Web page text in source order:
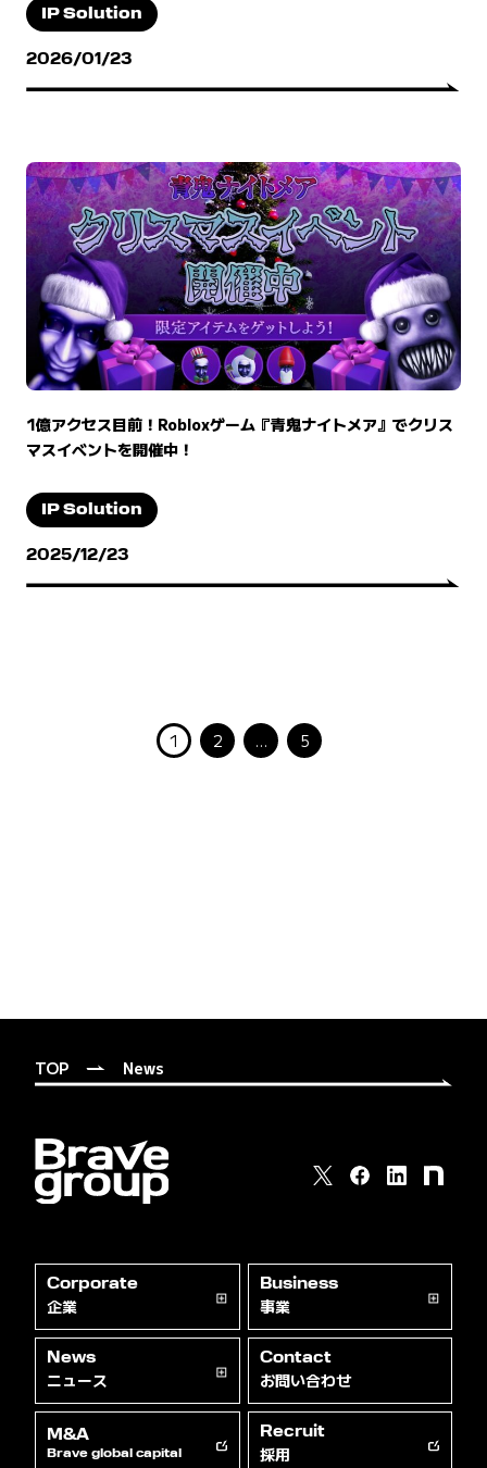
IP Solution
2026/01/23
1億アクセス目前！Robloxゲーム『青鬼ナイトメア』でクリス
マスイベントを開催中！
IP Solution
2025/12/23
1 2 … 5
TOP News
Corporate
企業
Business
事業
News
ニュース
Contact
お問い合わせ
M&A
Brave global capital
Recruit
採用